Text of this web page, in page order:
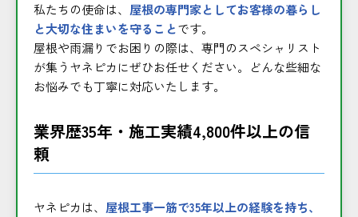
私たちの使命は、 屋根の専門家としてお客様の暮らし
と大切な住まいを守ることです。
屋根や雨漏りでお困りの際は、専門のスペシャリスト
が集うヤネピカにぜひお任せください。どんな些細な
お悩みでも丁寧に対応いたします。
業界歴35年・施工実績4,800件以上の信
頼
ヤネピカは、 屋根工事一筋で35年以上の経験を持ち、